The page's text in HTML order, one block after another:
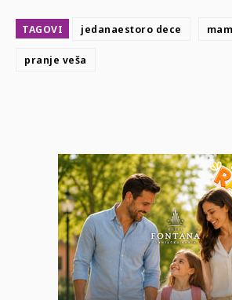
TAGOVI jedanaestoro dece
pranje veša